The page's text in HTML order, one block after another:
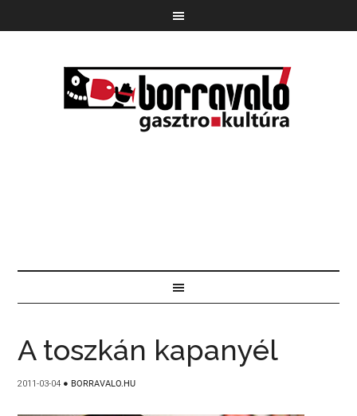
A toszkán kapanyél
2011-03-04 ● BORRAVALO.HU